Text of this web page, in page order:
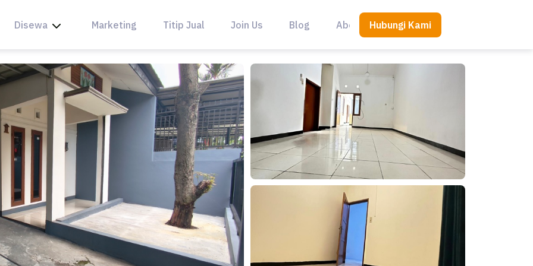
Disewa Marketing Titip Jual Join Us Blog About UsHubungi Kami